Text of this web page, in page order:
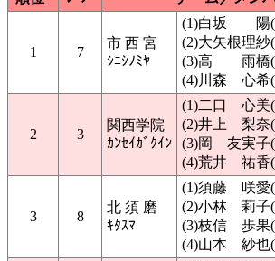
1 7
市 西 宮
ｼﾆｼﾉﾐﾔ
(1)白坂 陽
(2)大矢根理紗
(3)高 雨橋
(4)川森 心希
2 3
関西学院
ｶﾝｾｲｶﾞｸｲﾝ
(1)二口 心美
(2)井上 梨奈
(3)岡 友実子
(4)荒井 祐香
3 8
北 須 磨
ｷﾀｽﾏ
(1)須藤 咲愛
(2)小林 莉子
(3)枝信 歩果
(4)山本 紗也